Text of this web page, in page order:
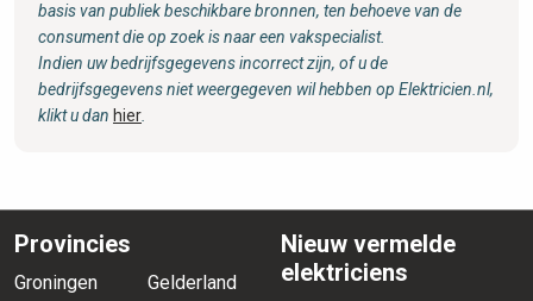
basis van publiek beschikbare bronnen, ten behoeve van de
consument die op zoek is naar een vakspecialist.
Indien uw bedrijfsgegevens incorrect zijn, of u de
bedrijfsgegevens niet weergegeven wil hebben op Elektricien.nl,
klikt u dan hier
Provincies
Groningen
Gelderland
Nieuw vermelde
elektriciens